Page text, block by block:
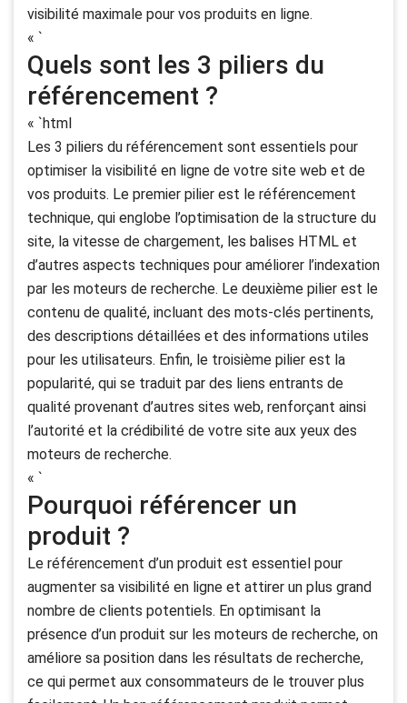
visibilité maximale pour vos produits en ligne.
« `
Quels sont les 3 piliers du
référencement ?
« `html
Les 3 piliers du référencement sont essentiels pour
optimiser la visibilité en ligne de votre site web et de
vos produits. Le premier pilier est le référencement
technique, qui englobe l’optimisation de la structure du
site, la vitesse de chargement, les balises HTML et
d’autres aspects techniques pour améliorer l’indexation
par les moteurs de recherche. Le deuxième pilier est le
contenu de qualité, incluant des mots-clés pertinents,
des descriptions détaillées et des informations utiles
pour les utilisateurs. Enfin, le troisième pilier est la
popularité, qui se traduit par des liens entrants de
qualité provenant d’autres sites web, renforçant ainsi
l’autorité et la crédibilité de votre site aux yeux des
moteurs de recherche.
« `
Pourquoi référencer un
produit ?
Le référencement d’un produit est essentiel pour
augmenter sa visibilité en ligne et attirer un plus grand
nombre de clients potentiels. En optimisant la
présence d’un produit sur les moteurs de recherche, on
améliore sa position dans les résultats de recherche,
ce qui permet aux consommateurs de le trouver plus